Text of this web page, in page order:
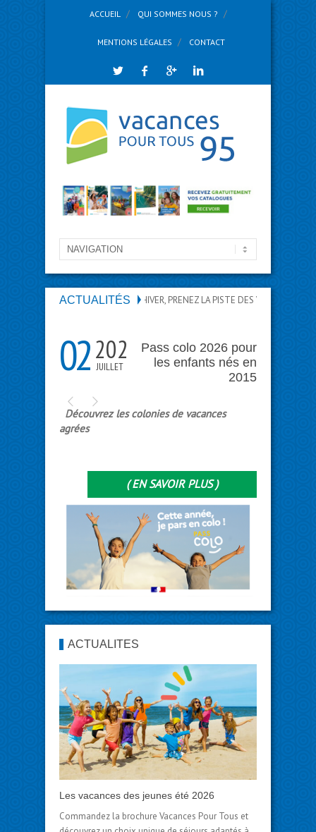
ACCUEIL QUI SOMMES NOUS ?
MENTIONS LÉGALES CONTACT
ACTUALITÉSCET HIVER, PRENEZ LA PISTE DES VACANCES !
022026
JUILLET
Pass colo 2026 pour
les enfants nés en
2015
Découvrez les colonies de vacances
agrées
( EN SAVOIR PLUS )
ACTUALITÉS
Les vacances des jeunes été 2026
Commandez la brochure Vacances Pour Tous et